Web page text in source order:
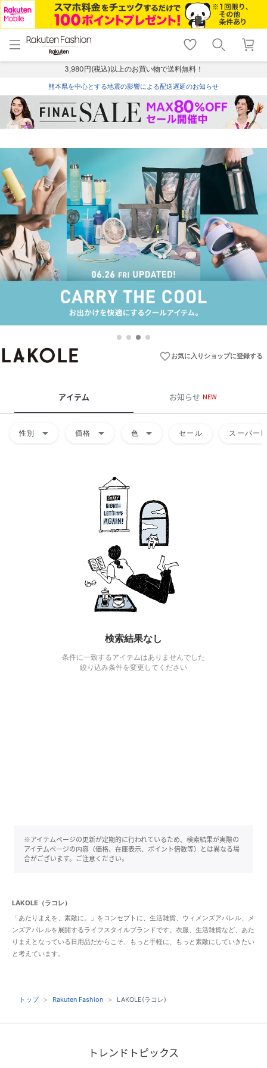
menu home
トップ
shopping_cart lock_outline
ログイン
3,980円(税込)以上のお買い物で送料無料！
熊本県を中心とする地震の影響による配送遅延のお知らせ
favorite_borderお気に入りショップに登録する
アイテム お知らせ NEW
性別 arrow_drop_down 価格 arrow_drop_down 色 arrow_drop_down セール スーパー
検索結果なし
条件に一致するアイテムはありませんでした
絞り込み条件を変更してください
※アイテムページの更新が定期的に行われているため、検索結果が実際の
アイテムページの内容（価格、在庫表示、ポイント倍数等）とは異なる場
合がございます。ご注意ください。
LAKOLE（ラコレ）
「あたりまえを、素敵に。」をコンセプトに、生活雑貨、ウィメンズアパレル、メ
ンズアパレルを展開するライフスタイルブランドです。衣服、生活雑貨など、あた
りまえとなっている日用品だからこそ、もっと手軽に、もっと素敵にしていきたい
と考えています。
トップ Rakuten Fashion LAKOLE(ラコレ)
トレンドトピックス